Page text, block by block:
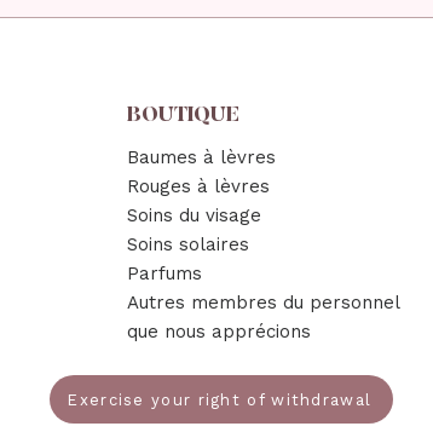
BOUTIQUE
Baumes à lèvres
Rouges à lèvres
Soins du visage
Soins solaires
Parfums
Autres membres du personnel
que nous apprécions
Exercise your right of withdrawal